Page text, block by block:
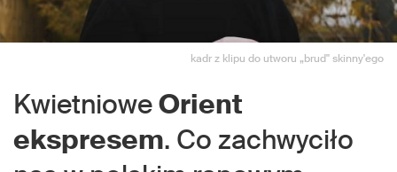
kadr z klipu do utworu „brud" skinny'ego
KwietnioweOrient
ekspresem. Co zachwyciło